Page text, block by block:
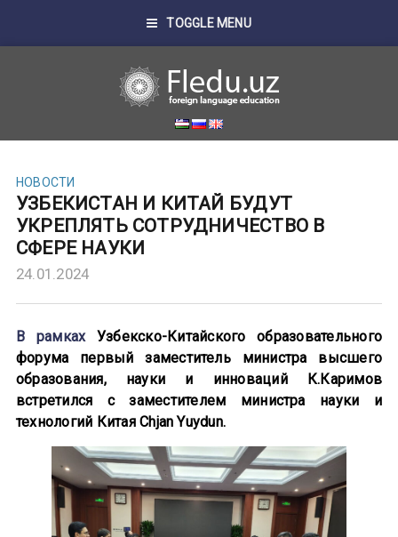
TOGGLE MENU
НОВОСТИ
УЗБЕКИСТАН И КИТАЙ БУДУТ
УКРЕПЛЯТЬ СОТРУДНИЧЕСТВО В
СФЕРЕ НАУКИ
24.01.2024
В рамкахУзбекско-Китайского образовательного
форума первый заместитель министра высшего
образования, науки и инноваций К.Каримов
встретился с заместителем министра науки и
технологий Китая Chjan Yuydun.